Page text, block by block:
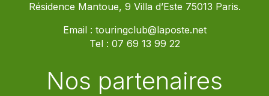
Résidence Mantoue, 9 Villa d’Este 75013 Paris.
Email : touringclub@laposte.net
Tel : 07 69 13 99 22
Nos partenaires